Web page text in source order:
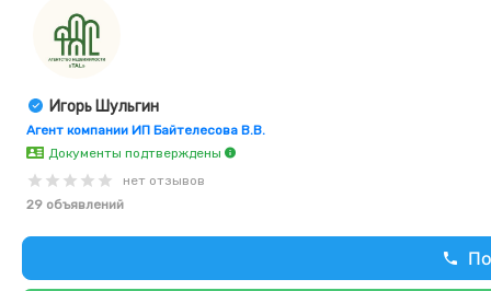
Игорь Шульгин
Агент компании ИП Байтелесова В.В.
Документы подтверждены
нет отзывов
29 объявлений